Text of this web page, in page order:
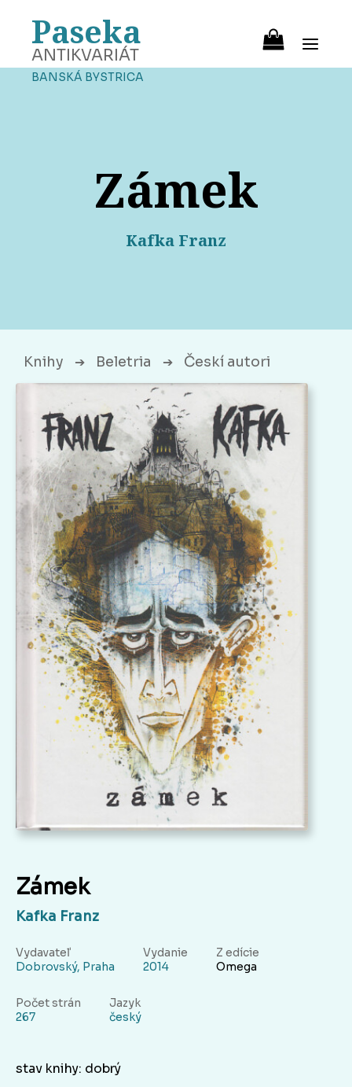
Paseka
ANTIKVARIÁT
BANSKÁ BYSTRICA
Zámek
Kafka Franz
Knihy ➔ Beletria ➔ Českí autori
Zámek
Kafka Franz
Vydavateľ
Dobrovský, Praha
Vydanie
2014
Z edície
Omega
Počet strán
267
Jazyk
český
stav knihy: dobrý